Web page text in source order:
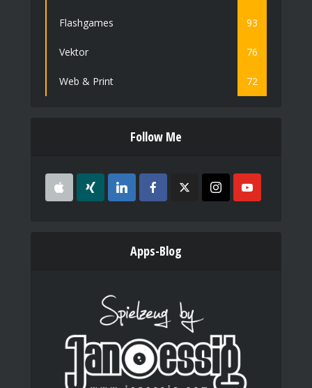
Flashgames 93
Vektor 76
Web & Print 72
Follow Me
Apps-Blog